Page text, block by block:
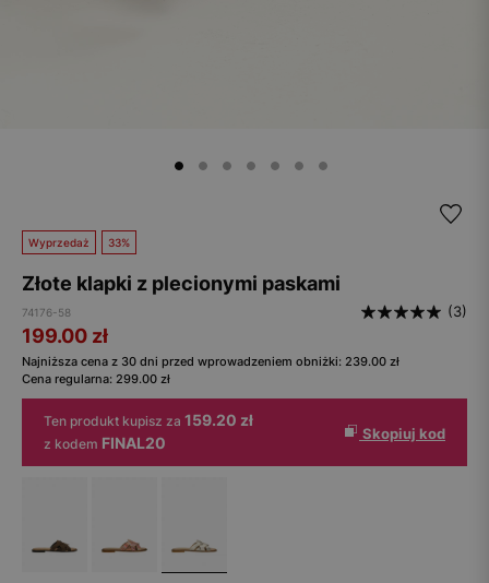
Wyprzedaż 33%
Złote klapki z plecionymi paskami
74176-58 (3)
199.00 zł
Najniższa cena z 30 dni przed wprowadzeniem obniżki: 239.00 zł
Cena regularna: 299.00 zł
Ten produkt kupisz za 159.20 zł
z kodem FINAL20 Skopiuj kod